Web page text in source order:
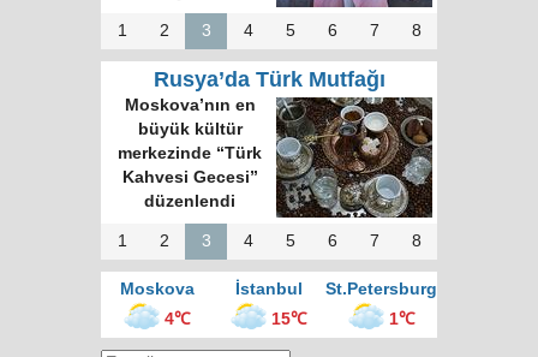
1 2 3 4 5 6 7 8
Rusya’da Türk Mutfağı
Moskova’nın en
büyük kültür
merkezinde “Türk
Kahvesi Gecesi”
düzenlendi
1 2 3 4 5 6 7 8
Moskova İstanbul
St.Petersburg
4℃
15℃ 1℃